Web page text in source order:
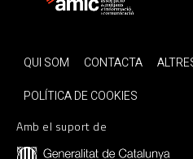
QUI SOM CONTACTA
POLÍTICA DE COOKIES
Amb el suport de